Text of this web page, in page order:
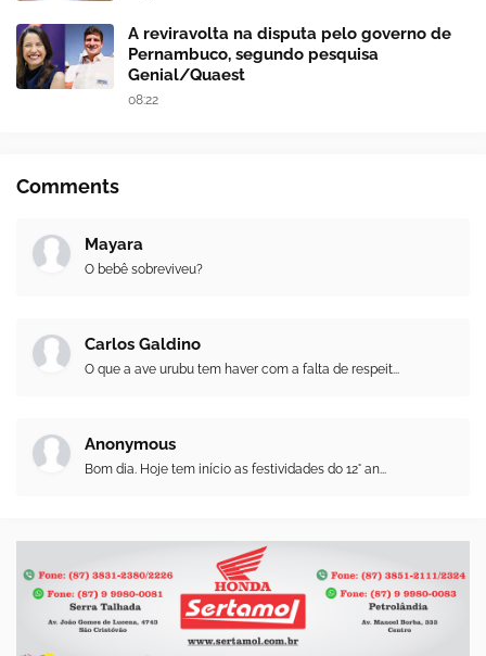
A reviravolta na disputa pelo governo de
Pernambuco, segundo pesquisa
Genial/Quaest
08:22
Comments
Mayara
O bebê sobreviveu?
Carlos Galdino
O que a ave urubu tem haver com a falta de respeit...
Anonymous
Bom dia. Hoje tem início as festividades do 12° an...